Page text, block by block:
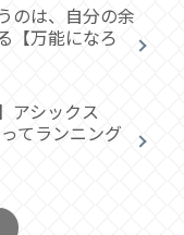
のは、自分の余
【万能になろ
アシックス
てランニング